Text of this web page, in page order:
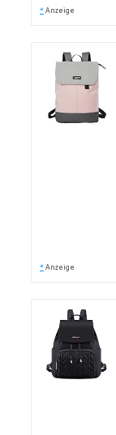
* Anzeige
* Anzeige